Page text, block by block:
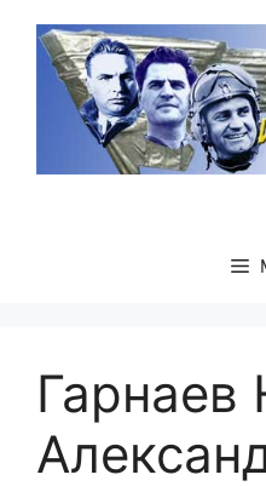
содержимому